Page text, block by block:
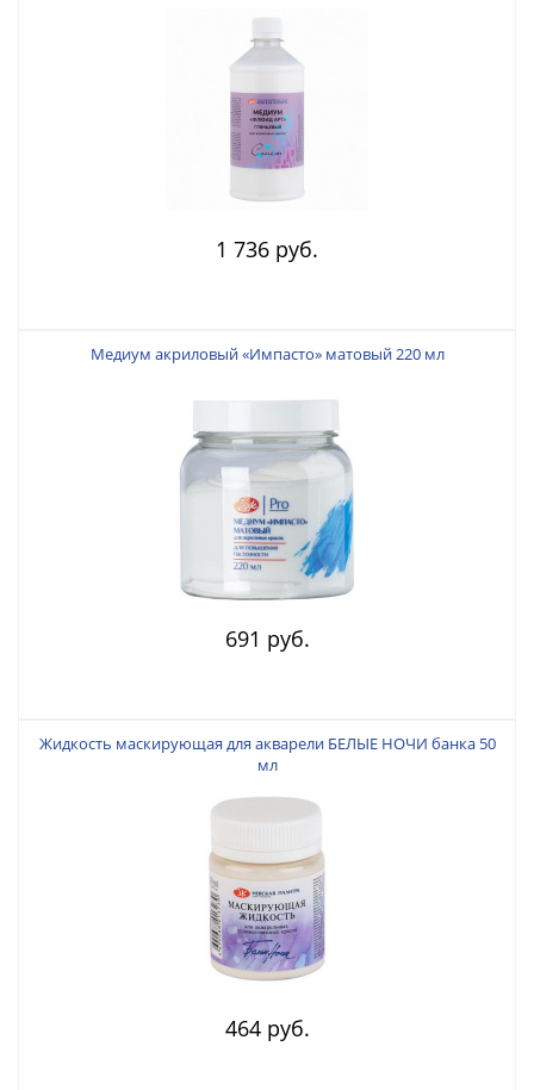
1 736 руб.
Медиум акриловый «Импасто» матовый 220 мл
691 руб.
Жидкость маскирующая для акварели БЕЛЫЕ НОЧИ банка 50
мл
464 руб.